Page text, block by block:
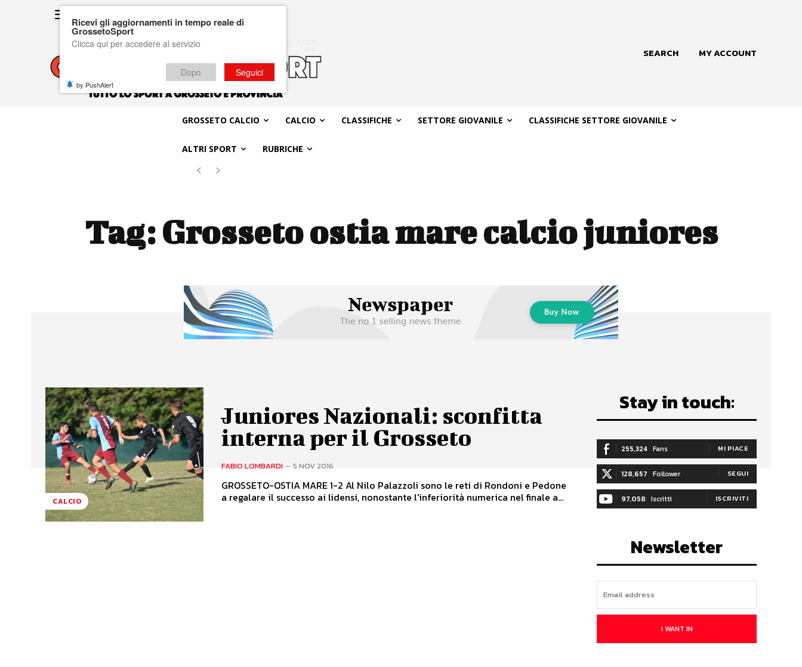
SEARCH MY ACCOUNT
GROSSETO CALCIO CALCIO CLASSIFICHE SETTORE GIOVANILE CLASSIFICHE SETTORE GIOVANILE
ALTRI SPORT RUBRICHE
Tag:Grosseto ostia mare calcio juniores
CALCIO
Juniores Nazionali: sconfitta
interna per il Grosseto
FABIO LOMBARDI - 5 NOV 2016
GROSSETO-OSTIA MARE 1-2 Al Nilo Palazzoli sono le reti di Rondoni e Pedone
a regalare il successo ai lidensi, nonostante l'inferiorità numerica nel finale a...
Stay in touch:
255,324 Fans MI PIACE
128,657 Follower SEGUI
97,058 Iscritti ISCRIVITI
Newsletter
I WANT IN
Ricevi gli aggiornamenti in tempo reale di
GrossetoSport
Clicca qui per accedere al servizio
Dopo Seguici
by PushAlert